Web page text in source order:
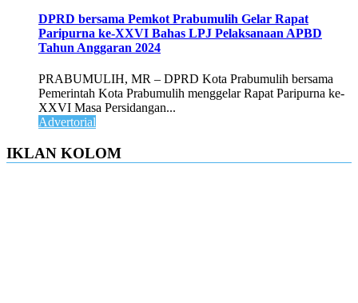
DPRD bersama Pemkot Prabumulih Gelar Rapat
Paripurna ke-XXVI Bahas LPJ Pelaksanaan APBD
Tahun Anggaran 2024
PRABUMULIH, MR – DPRD Kota Prabumulih bersama
Pemerintah Kota Prabumulih menggelar Rapat Paripurna ke-
XXVI Masa Persidangan...
Advertorial
IKLAN KOLOM